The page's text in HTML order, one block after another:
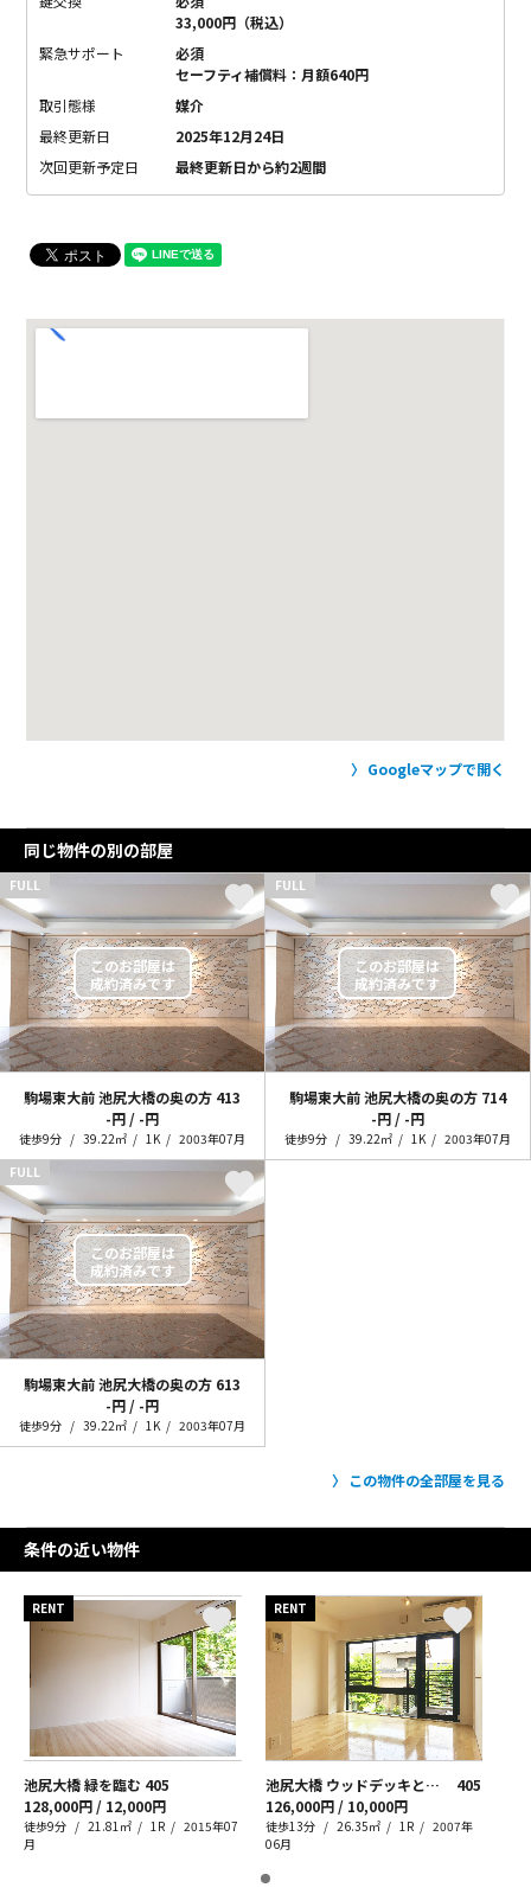
33,000円（税込）
緊急サポート
必須
セーフティ補償料：月額640円
取引態様
媒介
最終更新日
2025年12月24日
次回更新予定日
最終更新日から約2週間
Googleマップで開く
同じ物件の別の部屋
FULL
駒場東大前 池尻大橋の奥の方 413
-円 / -円
徒歩9分 39.22㎡ 1K 2003年07月
FULL
駒場東大前 池尻大橋の奥の方 714
-円 / -円
徒歩9分 39.22㎡ 1K
2003年07月
FULL
駒場東大前 池尻大橋の奥の方 613
-円 / -円
徒歩9分 39.22㎡ 1K 2003年07月
この物件の全部屋を見る
条件の近い物件
RENT
池尻大橋 緑を臨む 405
128,000円 / 12,000円
徒歩9分 21.81㎡ 1R
2015年07
月
RENT
池尻大橋 ウッドデッキと三宿生活
405
126,000円 / 10,000円
徒歩13分 26.35㎡ 1R
2007年
06月